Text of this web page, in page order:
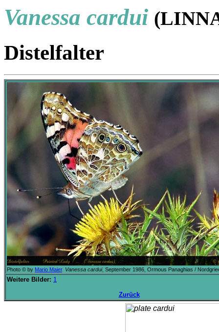
Vanessa cardui
Distelfalter
Photo © by Mario Maier. Vanessa cardui, September 1986, Ormous Panaghias /
Weitere Bilder: 1
Zurück